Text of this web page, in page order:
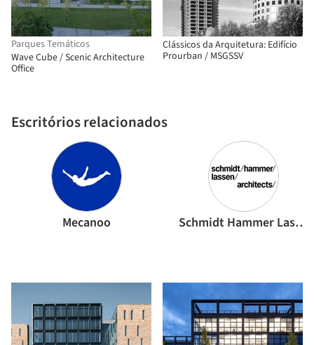
Parques Temáticos
Wave Cube / Scenic Architecture
Office
Escritórios relacionados
Mecanoo Schmidt Hammer Lassen Architects
Clássicos da Arquitetura: Edifício
Prourban / MSGSSV